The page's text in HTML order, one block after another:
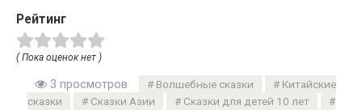
Рейтинг
( Пока оценок нет )
3 просмотров Волшебные сказки
Китайские
сказки
Сказки Азии
Сказки для детей 10 лет